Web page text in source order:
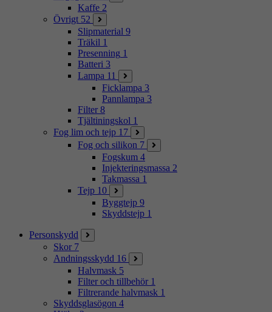
Kaffe 2
Övrigt 52
Slipmaterial 9
Träkil 1
Presenning 1
Batteri 3
Lampa 11
Ficklampa 3
Pannlampa 3
Filter 8
Tjältiningskol 1
Fog lim och tejp 17
Fog och silikon 7
Fogskum 4
Injekteringsmassa 2
Takmassa 1
Tejp 10
Byggtejp 9
Skyddstejp 1
Personskydd
Skor 7
Andningsskydd 16
Halvmask 5
Filter och tillbehör 1
Filtrerande halvmask 1
Skyddsglasögon 4